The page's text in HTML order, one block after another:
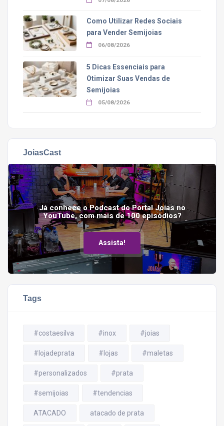
Como Utilizar Redes Sociais
para Vender Semijoias
06/08/2026
5 Dicas Essenciais para
Otimizar Suas Vendas de
Semijoias
05/08/2026
JoiasCast
Já conhece o Podcast do Portal Joias no
YouTube, com mais de 100 episódios?
Assista!
Tags
#costaesilva #inox #joias
#lojadeprata #lojas #maletas
#personalizados #prata
#semijoias #tendencias
ATACADO atacado de prata